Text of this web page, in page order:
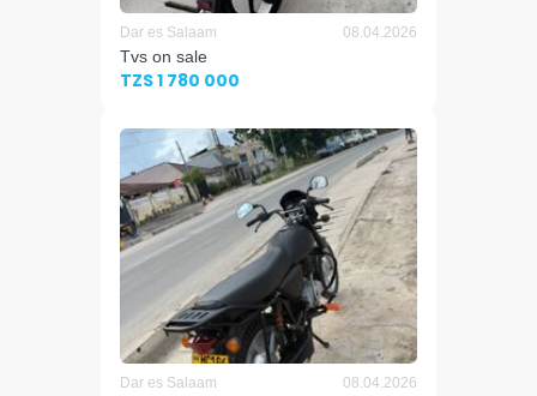
Dar es Salaam 08.04.2026
Tvs on sale
TZS 1 780 000
Dar es Salaam 08.04.2026